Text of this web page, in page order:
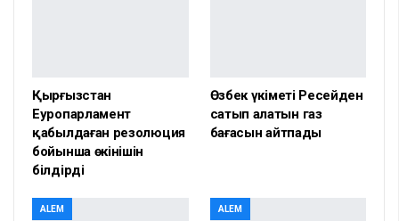
Қырғызстан
Еуропарламент
қабылдаған резолюция
бойынша өкінішін
білдірді
Өзбек үкіметі Ресейден
сатып алатын газ
бағасын айтпады
ALEM ALEM